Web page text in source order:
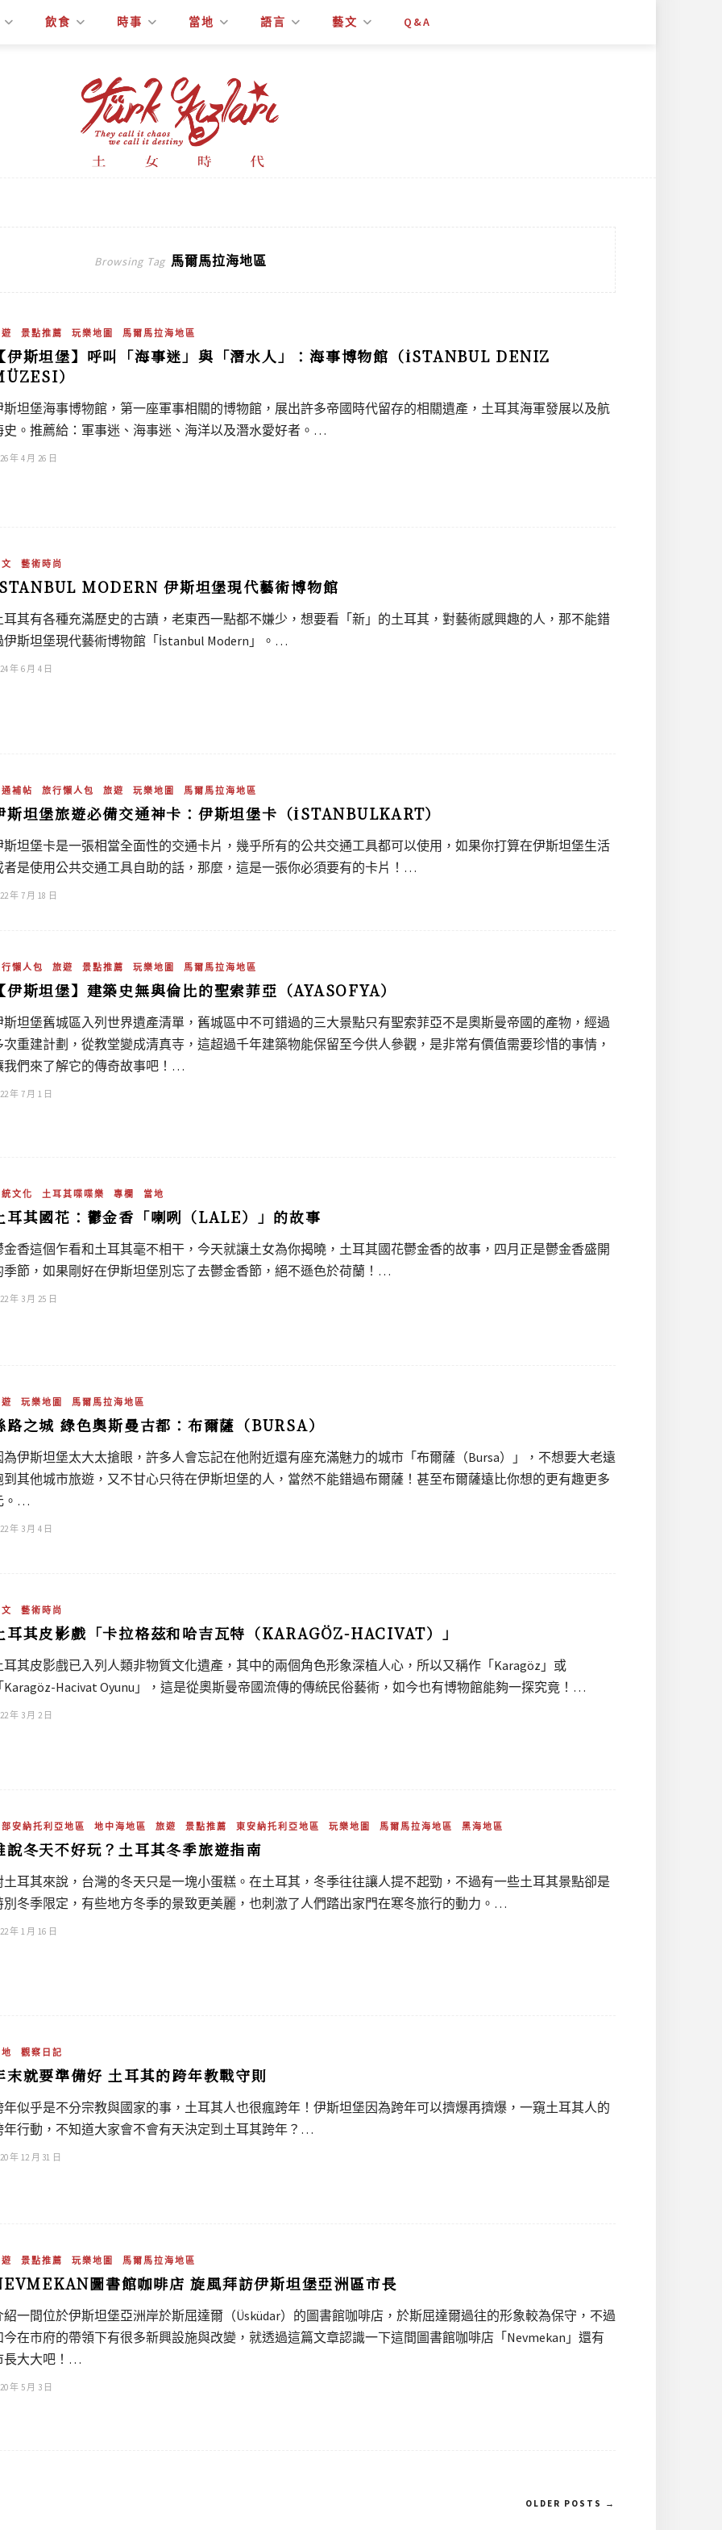
飲食 時事 當地 語言 藝文 Q&A
Browsing Tag 馬爾馬拉海地區
景點推薦 玩樂地圖 馬爾馬拉海地區
伊斯坦堡】呼叫「海事迷」與「潛水人」：海事博物館（İSTANBUL DENIZ
）
斯坦堡海事博物館，第一座軍事相關的博物館，展出許多帝國時代留存的相關遺產，土耳其海軍發展以及航
史。推薦給：軍事迷、海事迷、海洋以及潛水愛好者。…
年 4 月 26 日
藝術時尚
MODERN 伊斯坦堡現代藝術博物館
耳其有各種充滿歷史的古蹟，老東西一點都不嫌少，想要看「新」的土耳其，對藝術感興趣的人，那不能錯
伊斯坦堡現代藝術博物館「İstanbul Modern」。…
年 6 月 4 日
補帖 旅行懶人包 旅遊 玩樂地圖 馬爾馬拉海地區
斯坦堡旅遊必備交通神卡：伊斯坦堡卡（İSTANBULKART）
斯坦堡卡是一張相當全面性的交通卡片，幾乎所有的公共交通工具都可以使用，如果你打算在伊斯坦堡生活
者是使用公共交通工具自助的話，那麼，這是一張你必須要有的卡片！…
年 7 月 18 日
懶人包 旅遊 景點推薦 玩樂地圖 馬爾馬拉海地區
伊斯坦堡】建築史無與倫比的聖索菲亞（AYASOFYA）
斯坦堡舊城區入列世界遺產清單，舊城區中不可錯過的三大景點只有聖索菲亞不是奧斯曼帝國的產物，經過
次重建計劃，從教堂變成清真寺，這超過千年建築物能保留至今供人參觀，是非常有價值需要珍惜的事情，
我們來了解它的傳奇故事吧！…
年 7 月 1 日
文化 土耳其喋喋樂 專欄 當地
耳其國花：鬱金香「喇咧（LALE）」的故事
金香這個乍看和土耳其毫不相干，今天就讓土女為你揭曉，土耳其國花鬱金香的故事，四月正是鬱金香盛開
季節，如果剛好在伊斯坦堡別忘了去鬱金香節，絕不遜色於荷蘭！…
年 3 月 25 日
玩樂地圖 馬爾馬拉海地區
路之城 綠色奧斯曼古都：布爾薩（BURSA）
為伊斯坦堡太大太搶眼，許多人會忘記在他附近還有座充滿魅力的城市「布爾薩（Bursa）」，不想要大老遠
到其他城市旅遊，又不甘心只待在伊斯坦堡的人，當然不能錯過布爾薩！甚至布爾薩遠比你想的更有趣更多
。…
年 3 月 4 日
藝術時尚
耳其皮影戲「卡拉格茲和哈吉瓦特（KARAGÖZ-HACIVAT）」
耳其皮影戲已入列人類非物質文化遺產，其中的兩個角色形象深植人心，所以又稱作「Karagöz」或
Karagöz-Hacivat Oyunu」，這是從奧斯曼帝國流傳的傳統民俗藝術，如今也有博物館能夠一探究竟！…
年 3 月 2 日
安納托利亞地區 地中海地區 旅遊 景點推薦 東安納托利亞地區 玩樂地圖 馬爾馬拉海地區 黑海地區
說冬天不好玩？土耳其冬季旅遊指南
土耳其來說，台灣的冬天只是一塊小蛋糕。在土耳其，冬季往往讓人提不起勁，不過有一些土耳其景點卻是
別冬季限定，有些地方冬季的景致更美麗，也刺激了人們踏出家門在寒冬旅行的動力。…
年 1 月 16 日
觀察日記
末就要準備好 土耳其的跨年教戰守則
年似乎是不分宗教與國家的事，土耳其人也很瘋跨年！伊斯坦堡因為跨年可以擠爆再擠爆，一窺土耳其人的
年行動，不知道大家會不會有天決定到土耳其跨年？…
年 12 月 31 日
景點推薦 玩樂地圖 馬爾馬拉海地區
圖書館咖啡店 旋風拜訪伊斯坦堡亞洲區市長
紹一間位於伊斯坦堡亞洲岸於斯屈達爾（Üsküdar）的圖書館咖啡店，於斯屈達爾過往的形象較為保守，不過
今在市府的帶領下有很多新興設施與改變，就透過這篇文章認識一下這間圖書館咖啡店「Nevmekan」還有
長大大吧！…
年 5 月 3 日
OLDER POSTS →